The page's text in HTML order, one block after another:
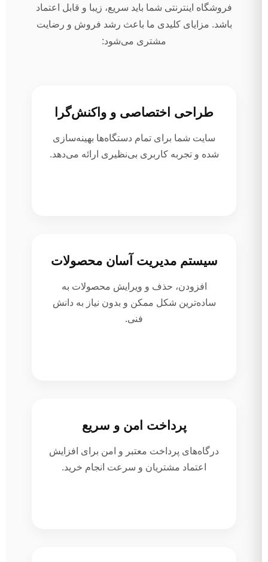
فروشگاه اینترنتی شما باید سریع، زیبا و قابل اعتماد
باشد. مزایای کلیدی ما باعث رشد فروش و رضایت
مشتری می‌شود:
طراحی اختصاصی و واکنش‌گرا
سایت شما برای تمام دستگاه‌ها بهینه‌سازی
شده و تجربه کاربری بی‌نظیری ارائه می‌دهد.
سیستم مدیریت آسان محصولات
افزودن، حذف و ویرایش محصولات به
ساده‌ترین شکل ممکن و بدون نیاز به دانش
فنی.
پرداخت امن و سریع
درگاه‌های پرداخت معتبر و امن برای افزایش
اعتماد مشتریان و سرعت انجام خرید.